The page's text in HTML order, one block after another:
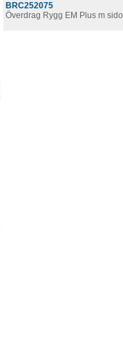
BRC252075
Överdrag Rygg EM Plus m